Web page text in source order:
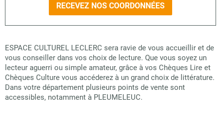
RECEVEZ NOS COORDONNÉES
ESPACE CULTUREL LECLERC sera ravie de vous accueillir et de
vous conseiller dans vos choix de lecture. Que vous soyez un
lecteur aguerri ou simple amateur, grâce à vos Chèques Lire et
Chèques Culture vous accéderez à un grand choix de littérature.
Dans votre département plusieurs points de vente sont
accessibles, notamment à PLEUMELEUC.